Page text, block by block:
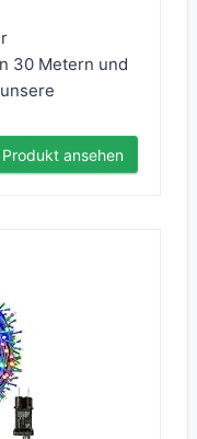
30 Metern und
Produkt ansehen